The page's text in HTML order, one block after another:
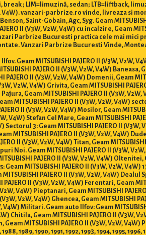
break ; LIM=limuzină, sedan; LTB=liftback,
V4W). vanzari-parbrize.ro vinde, livreaza si
Saint-Gobain, Agc, Syg. Geam
II (V3W, V2W, V4W) cu incalzire, Geam
Parbrize Bucuresti practica cele mai
Vanzari Parbrize Bucuresti Vinde,
MITSUBISHI PAJERO II (V3W, V2W,
PAJERO II (V3W, V2W, V4W)
PAJERO II (V3W, V2W, V4W) Domenii, Geam
V2W, V4W) Grivita, Geam MITSUBISHI
Geam MITSUBISHI PAJERO II (V3W,
MITSUBISHI PAJERO II (V3W, V2W, V4W)
II (V3W, V2W, V4W) Mosilor, Geam
V4W) Stefan Cel Mare, Geam MITSUBISHI
Sectorul 3: Geam MITSUBISHI PAJERO II
MITSUBISHI PAJERO II (V3W, V2W, V4W)
II (V3W, V2W, V4W) Titan, Geam
Noi. Geam MITSUBISHI PAJERO II (V3W,
PAJERO II (V3W, V2W, V4W)
Geam MITSUBISHI PAJERO II (V3W, V2W,
PAJERO II (V3W, V2W, V4W)
II (V3W, V2W, V4W) Ferentari, Geam
V4W) Pieptanari, Geam MITSUBISHI
V2W, V4W) Ghencea, Geam MITSUBISHI
Militari. Geam auto Ilfov: Geam
Chitila, Geam MITSUBISHI PAJERO II (V3W,
Geam MITSUBISHI PAJERO II (V3W, V2W,
1989, 1990, 1991, 1992, 1993, 1994, 1995,